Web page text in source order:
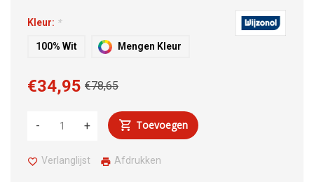
Kleur: *
100% Wit Mengen Kleur
€78,65
€34,95
+
- Toevoegen
Verlanglijst Afdrukken